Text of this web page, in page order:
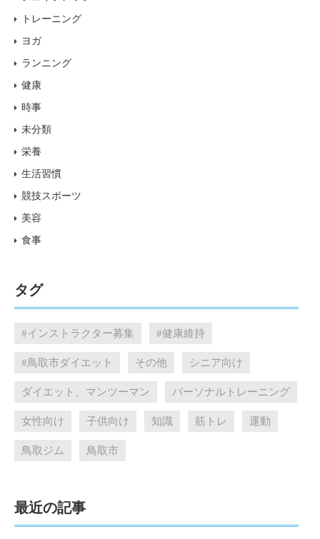
トレーニング
ヨガ
ランニング
健康
時事
未分類
栄養
生活習慣
競技スポーツ
美容
食事
タグ
#インストラクター募集 #健康維持
#鳥取市ダイエット その他 シニア向け
ダイエット、マンツーマン パーソナルトレーニング
女性向け 子供向け 知識 筋トレ 運動
鳥取ジム 鳥取市
最近の記事